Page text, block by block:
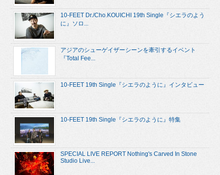
10-FEET Dr./Cho.KOUICHI 19th Single『シエラのよう
に』ソロ...
アジアのシューゲイザーシーンを牽引するイベント
『Total Fee...
10-FEET 19th Single『シエラのように』インタビュー
10-FEET 19th Single『シエラのように』特集
SPECIAL LIVE REPORT Nothing's Carved In Stone
Studio Live...